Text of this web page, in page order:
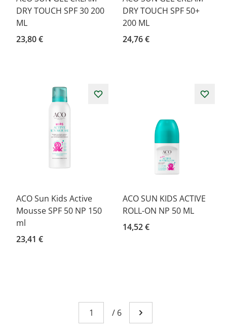
DRY TOUCH SPF 30 200
ML
23,80 €
DRY TOUCH SPF 50+
200 ML
24,76 €
ACO Sun Kids Active
Mousse SPF 50 NP 150
ml
23,41 €
ACO SUN KIDS ACTIVE
ROLL-ON NP 50 ML
14,52 €
Sivu
You're currently reading page 1
/ 6 Mene seuraavalle